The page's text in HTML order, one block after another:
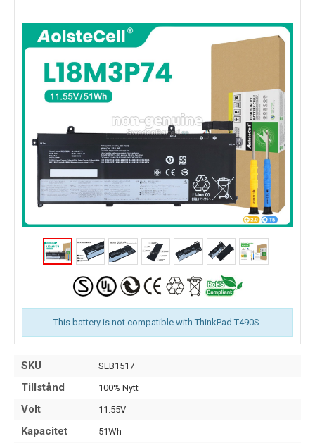
This battery is not compatible with ThinkPad T490S.
SKU SEB1517
Tillstånd 100% Nytt
Volt 11.55V
Kapacitet 51Wh